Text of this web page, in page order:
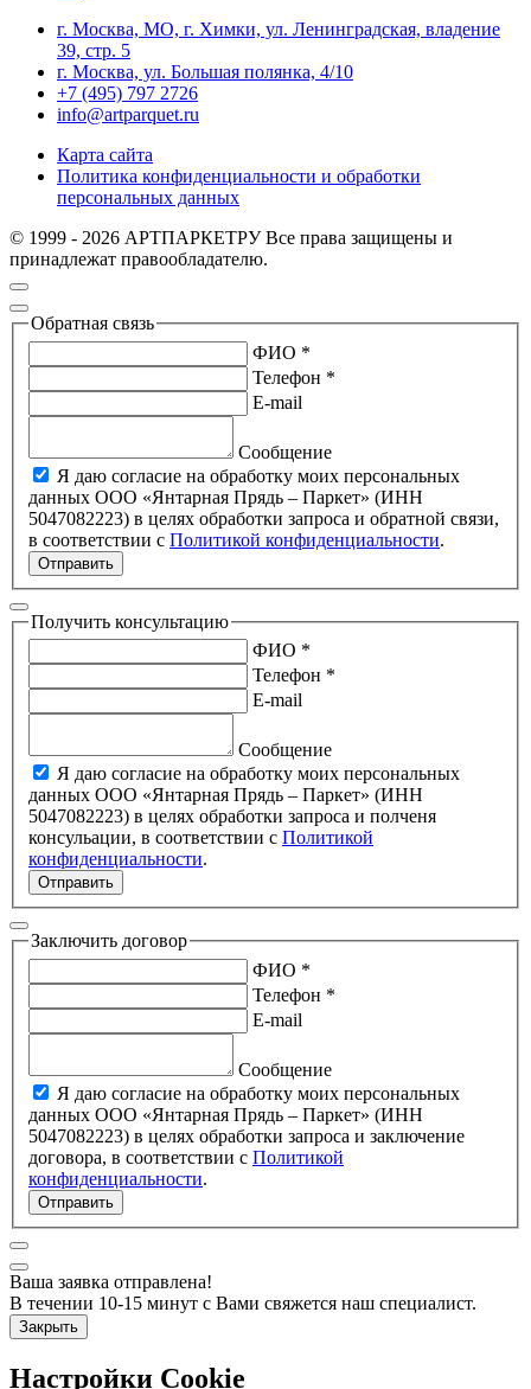
г. Москва, МО, г. Химки, ул. Ленинградская, владение
39, стр. 5
г. Москва, ул. Большая полянка, 4/10
+7 (495) 797 2726
info@artparquet.ru
Карта сайта
Политика конфиденциальности и обработки
персональных данных
© 1999 - 2026 АРТПАРКЕТРУ Все права защищены и
принадлежат правообладателю.
Обратная связь
ФИО *
Телефон *
E-mail
Сообщение
Я даю согласие на обработку моих персональных
данных ООО «Янтарная Прядь – Паркет» (ИНН
5047082223) в целях обработки запроса и обратной связи,
в соответствии с Политикой конфиденциальности.
Отправить
Получить консультацию
ФИО *
Телефон *
E-mail
Сообщение
Я даю согласие на обработку моих персональных
данных ООО «Янтарная Прядь – Паркет» (ИНН
5047082223) в целях обработки запроса и полченя
консульации, в соответствии с Политикой
конфиденциальности.
Отправить
Заключить договор
ФИО *
Телефон *
E-mail
Сообщение
Я даю согласие на обработку моих персональных
данных ООО «Янтарная Прядь – Паркет» (ИНН
5047082223) в целях обработки запроса и заключение
договора, в соответствии с Политикой
конфиденциальности.
Отправить
Ваша заявка отправлена!
В течении 10-15 минут с Вами свяжется наш специалист.
Закрыть
Настройки Cookie